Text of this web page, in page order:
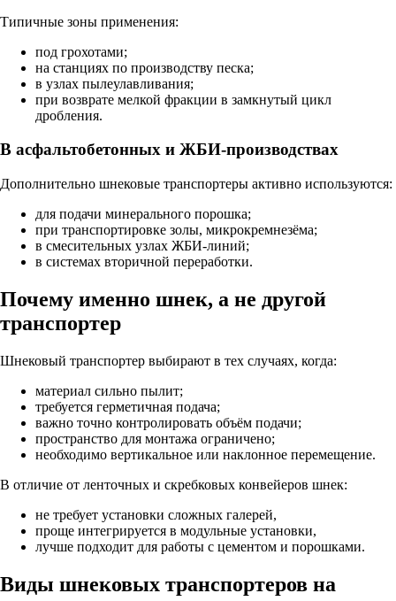
Типичные зоны применения:
под грохотами;
на станциях по производству песка;
в узлах пылеулавливания;
при возврате мелкой фракции в замкнутый цикл
дробления.
В асфальтобетонных и ЖБИ-производствах
Дополнительно шнековые транспортеры активно используются:
для подачи минерального порошка;
при транспортировке золы, микрокремнезёма;
в смесительных узлах ЖБИ-линий;
в системах вторичной переработки.
Почему именно шнек, а не другой
транспортер
Шнековый транспортер выбирают в тех случаях, когда:
материал сильно пылит;
требуется герметичная подача;
важно точно контролировать объём подачи;
пространство для монтажа ограничено;
необходимо вертикальное или наклонное перемещение.
В отличие от ленточных и скребковых конвейеров шнек:
не требует установки сложных галерей,
проще интегрируется в модульные установки,
лучше подходит для работы с цементом и порошками.
Виды шнековых транспортеров на